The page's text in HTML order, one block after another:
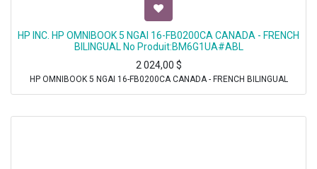
HP INC. HP OMNIBOOK 5 NGAI 16-FB0200CA CANADA - FRENCH
BILINGUAL No Produit:BM6G1UA#ABL
2 024,00 $
HP OMNIBOOK 5 NGAI 16-FB0200CA CANADA - FRENCH BILINGUAL